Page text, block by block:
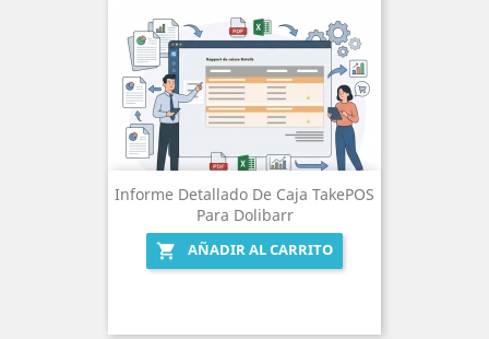
Informe Detallado De Caja TakePOS
Para Dolibarr

AÑADIR AL CARRITO